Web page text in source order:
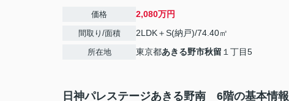
価格 2,080万円
間取り/面積 2LDK＋S(納戸)/74.40㎡
所在地 東京都あきる野市秋留 １丁目5
日神パレステージあきる野南 6階の基本情報